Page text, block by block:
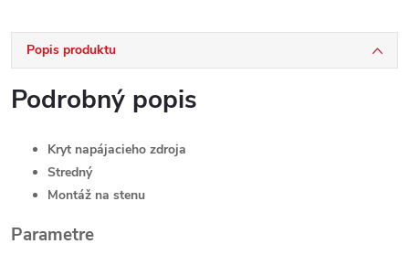
Popis produktu
Podrobný popis
Kryt napájacieho zdroja
Stredný
Montáž na stenu
Parametre